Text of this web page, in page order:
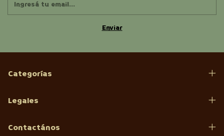
Categorías
Legales
Contactános